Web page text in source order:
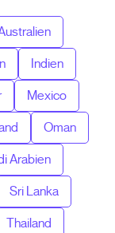
Indien
Mexico
Oman
Arabien
Sri Lanka
Thailand